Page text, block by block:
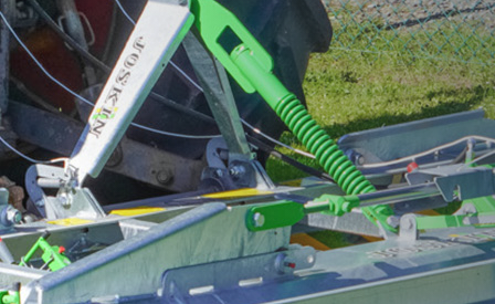
Español
Brochure downladen
Dansk